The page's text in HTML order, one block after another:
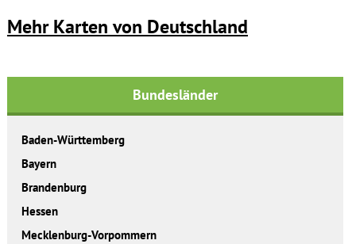
Mehr Karten von Deutschland
Bundesländer
Baden-Württemberg
Bayern
Brandenburg
Hessen
Mecklenburg-Vorpommern